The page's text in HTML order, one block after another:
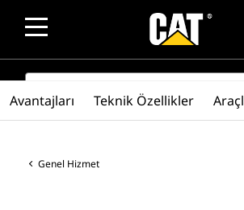
SEARCH
Genel Hizmet
Avantajları Teknik Özellikler